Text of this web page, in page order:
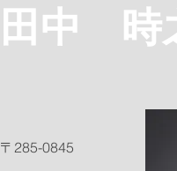
田中 時
〒285-0845